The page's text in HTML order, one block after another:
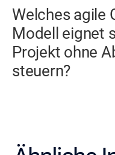
Welches agile
Modell eignet
Projekt ohne
steuern?